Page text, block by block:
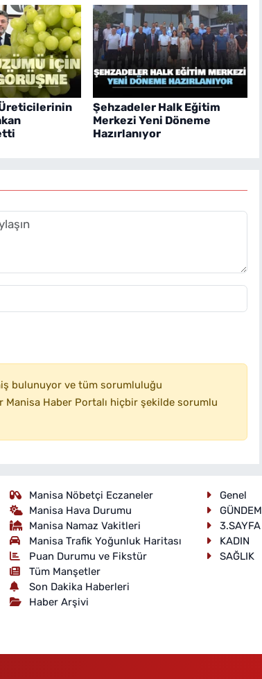
Şehzadeler Halk Eğitim
Merkezi Yeni Döneme
Hazırlanıyor
bulunuyor ve tüm sorumluluğu
Haber Portalı hiçbir şekilde sorumlu
Manisa Nöbetçi Eczaneler
Manisa Hava Durumu
Manisa Namaz Vakitleri
Manisa Trafik Yoğunluk Haritası
Puan Durumu ve Fikstür
Tüm Manşetler
Son Dakika Haberleri
Haber Arşivi
Genel
GÜNDEM
3.SAYFA
KADIN
SAĞLIK